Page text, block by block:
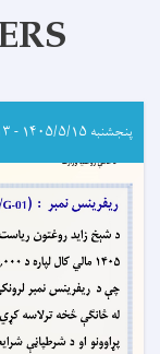
پنجشنبه ۱۴۰۵/۵/۱۵ - ۱۴:۱۳